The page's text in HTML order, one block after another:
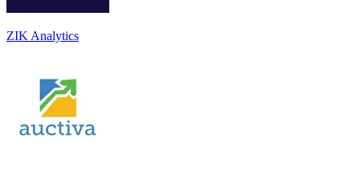
ZIK Analytics